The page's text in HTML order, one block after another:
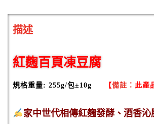
描述
紅麴百頁凍豆腐
規格重量: 255g/包±10g 【備註： 此產
家中世代相傳紅麴發酵、酒香沁